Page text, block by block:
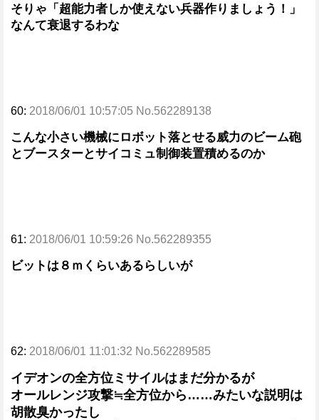
そりゃ「超能力者しか使えない兵器作りましょう！」
なんて衰退するわな
60: 2018/06/01 10:57:05 No.562289138
こんな小さい機械にロボット落とせる威力のビーム砲
とブースターとサイコミュ制御装置積めるのか
61: 2018/06/01 10:59:26 No.562289355
ビットは８ｍくらいあるらしいが
62: 2018/06/01 11:01:32 No.562289585
イデオンの全方位ミサイルはまだ分かるが
オールレンジ攻撃≒全方位から……みたいな説明は
胡散臭かったし